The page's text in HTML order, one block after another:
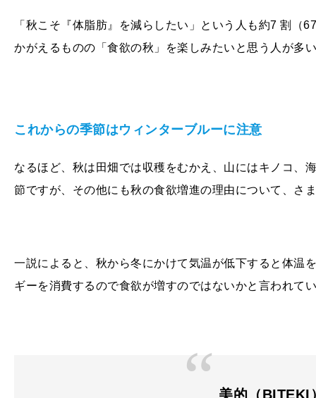
「秋こそ『体脂肪』を減らしたい」という人も約7 割（67
かがえるものの「食欲の秋」を楽しみたいと思う人が多
これからの季節はウィンターブルーに注意
なるほど、秋は田畑では収穫をむかえ、山にはキノコ、
節ですが、その他にも秋の食欲増進の理由について、さ
一説によると、秋から冬にかけて気温が低下すると体温
ギーを消費するので食欲が増すのではないかと言われて
美的（BITEKI